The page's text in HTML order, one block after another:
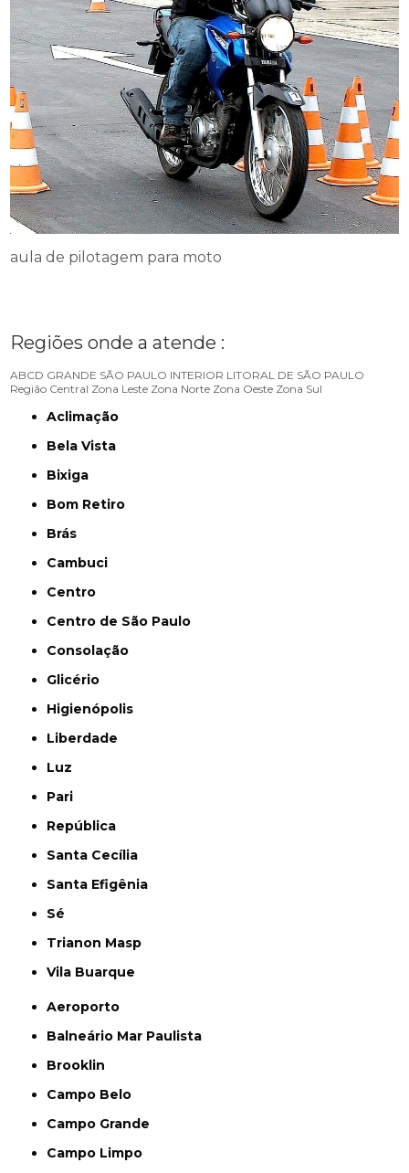
aula de pilotagem para moto
Regiões onde a atende :
ABCD GRANDE SÃO PAULO INTERIOR LITORAL DE SÃO PAULO
Região Central Zona Leste Zona Norte Zona Oeste Zona Sul
Aclimação
Bela Vista
Bixiga
Bom Retiro
Brás
Cambuci
Centro
Centro de São Paulo
Consolação
Glicério
Higienópolis
Liberdade
Luz
Pari
República
Santa Cecília
Santa Efigênia
Sé
Trianon Masp
Vila Buarque
Aeroporto
Balneário Mar Paulista
Brooklin
Campo Belo
Campo Grande
Campo Limpo